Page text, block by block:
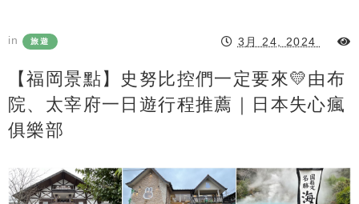
in 旅遊 3月 24, 2024
【福岡景點】史努比控們一定要來💛由布
院、太宰府一日遊行程推薦｜日本失心瘋
俱樂部